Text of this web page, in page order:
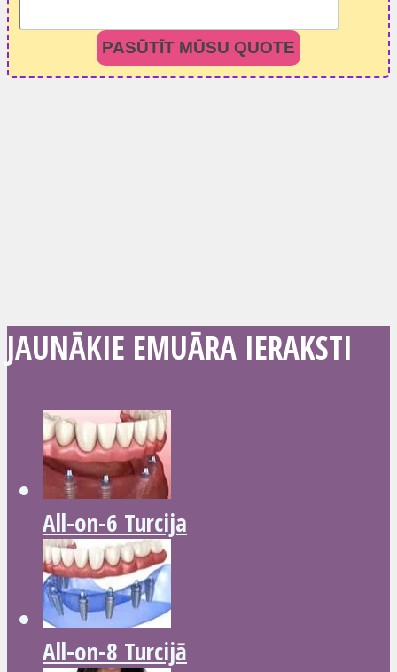
PASŪTĪT MŪSU QUOTE
JAUNĀKIE EMUĀRA IERAKSTI
All-on-6 Turcija
All-on-8 Turcijā